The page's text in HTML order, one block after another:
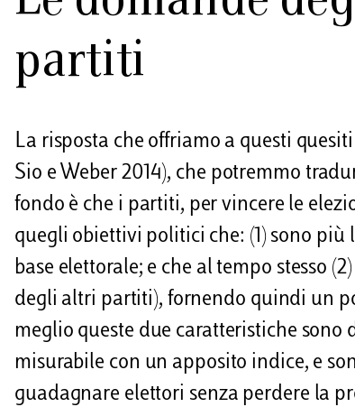
partiti
La risposta che offriamo a questi
Sio e Weber 2014), che potremmo
fondo è che i partiti, per vincere le
quegli obiettivi politici che: (1) sono
base elettorale; e che al tempo stesso
degli altri partiti), fornendo quindi un
meglio queste due caratteristiche sono
misurabile con un apposito indice, e
guadagnare elettori senza perdere la